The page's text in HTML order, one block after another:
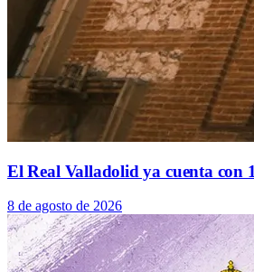
El Real Valladolid ya cuenta con
8 de agosto de 2026